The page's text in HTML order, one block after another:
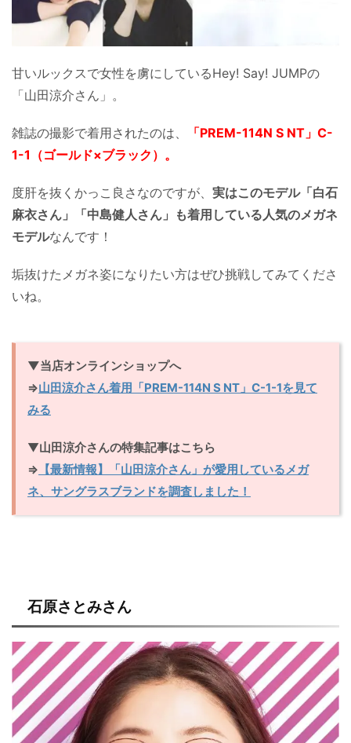
甘いルックスで女性を虜にしているHey! Say! JUMPの
「山田涼介さん」。
雑誌の撮影で着用されたのは、
「PREM-114N S NT」C-
1-1（ゴールド×ブラック）。
度肝を抜くかっこ良さなのですが、 実はこのモデル「白石
麻衣さん」「中島健人さん」も着用している人気のメガネ
モデルなんです！
垢抜けたメガネ姿になりたい方はぜひ挑戦してみてくださ
いね。
▼当店オンラインショップへ
⇒山田涼介さん着用「PREM-114N S NT」C-1-1を見て
みる
▼山田涼介さんの特集記事はこちら
⇒ 【最新情報】「山田涼介さん」が愛用しているメガ
ネ、サングラスブランドを調査しました！
石原さとみさん